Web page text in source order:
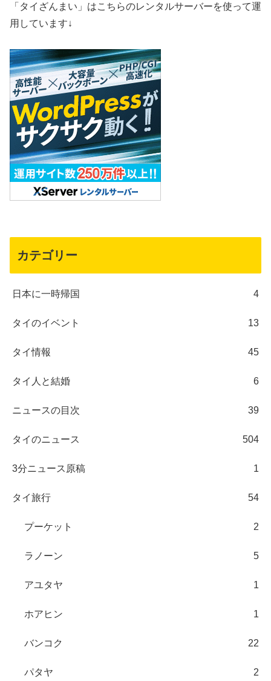
「タイざんまい」はこちらのレンタルサーバーを使って運
用しています↓
カテゴリー
日本に一時帰国 4
タイのイベント 13
タイ情報 45
タイ人と結婚 6
ニュースの目次 39
タイのニュース 504
3分ニュース原稿 1
タイ旅行 54
プーケット 2
ラノーン 5
アユタヤ 1
ホアヒン 1
バンコク 22
パタヤ 2